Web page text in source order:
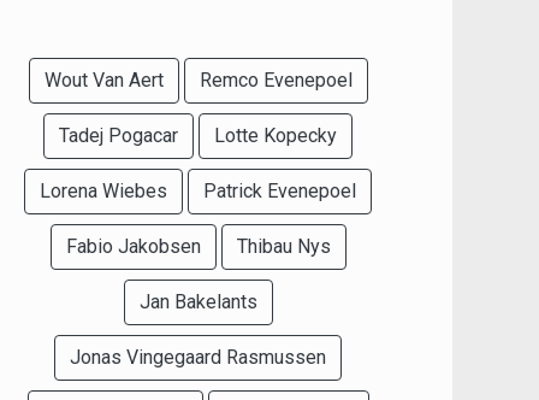
Wout Van Aert Remco Evenepoel
Tadej Pogacar Lotte Kopecky
Lorena Wiebes Patrick Evenepoel
Fabio Jakobsen Thibau Nys
Jan Bakelants
Jonas Vingegaard Rasmussen